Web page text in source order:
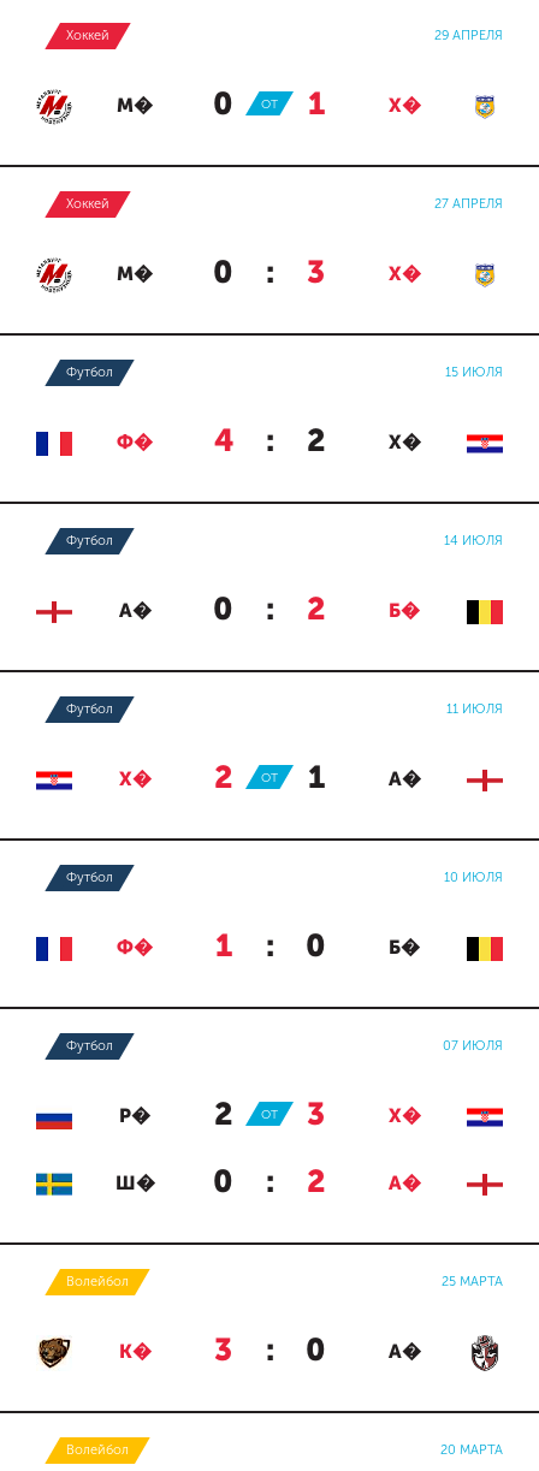
Хоккей 29 АПРЕЛЯ
М� 0 : 1 Х�
ОТ
Хоккей 27 АПРЕЛЯ
М� 0 : 3 Х�
Футбол 15 ИЮЛЯ
Ф� 4 : 2 Х�
Футбол 14 ИЮЛЯ
А� 0 : 2 Б�
Футбол 11 ИЮЛЯ
Х� 2 : 1 А�
ОТ
Футбол 10 ИЮЛЯ
Ф� 1 : 0 Б�
Футбол 07 ИЮЛЯ
Р� 2 : 3 Х�
ОТ
Ш� 0 : 2 А�
Волейбол 25 МАРТА
К� 3 : 0 А�
Волейбол 20 МАРТА